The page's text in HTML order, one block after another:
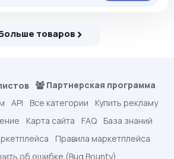
товаров
Партнерская программа
API Все категории
Купить рекламу
Карта сайта FAQ
База знаний
Правила маркетплейса
об ошибке (Bug Bounty)